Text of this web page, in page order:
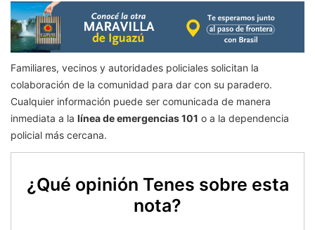
Familiares, vecinos y autoridades policiales solicitan la
colaboración de la comunidad para dar con su paradero.
Cualquier información puede ser comunicada de manera
inmediata a la línea de emergencias 101 o a la dependencia
policial más cercana.
¿Qué opinión Tenes sobre esta
nota?